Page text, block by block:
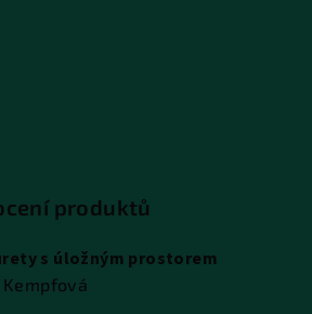
produktů
s úložným prostorem
je 5 z 5 hvězdiček.